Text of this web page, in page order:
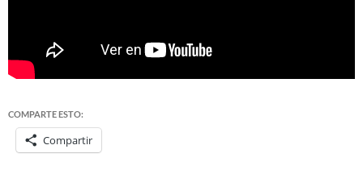
COMPARTE ESTO:
Compartir